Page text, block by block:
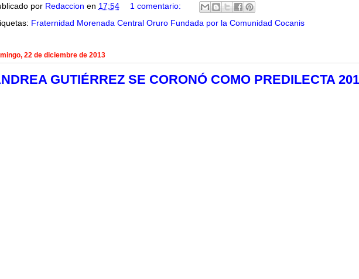
por Redaccion en 17:54
1 comentario:
Fraternidad Morenada Central Oruro Fundada por la Comunidad Cocanis
22 de diciembre de 2013
GUTIÉRREZ SE CORONÓ COMO PREDILECTA